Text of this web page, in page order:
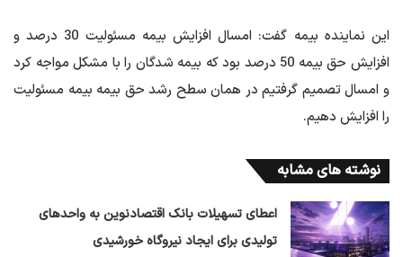
این نماینده بیمه گفت: امسال افزایش بیمه مسئولیت 30 درصد و
افزایش حق بیمه 50 درصد بود که بیمه شدگان را با مشکل مواجه کرد
و امسال تصمیم گرفتیم در همان سطح رشد حق بیمه بیمه مسئولیت
را افزایش دهیم.
نوشته های مشابه
اعطای تسهیلات بانک اقتصادنوین به واحدهای
تولیدی برای ایجاد نیروگاه خورشیدی